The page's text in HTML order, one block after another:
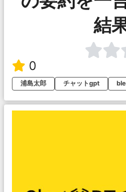
結
0
浦島太郎
チャットgpt